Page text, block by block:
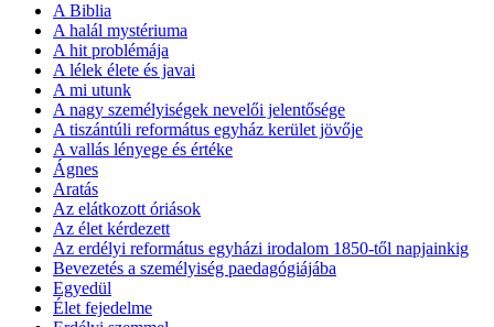
A Biblia
A halál mystériuma
A hit problémája
A lélek élete és javai
A mi utunk
A nagy személyiségek nevelői jelentősége
A tiszántúli református egyház kerület jövője
A vallás lényege és értéke
Ágnes
Aratás
Az elátkozott óriások
Az élet kérdezett
Az erdélyi református egyházi irodalom 1850-től napjainkig
Bevezetés a személyiség paedagógiájába
Egyedül
Élet fejedelme